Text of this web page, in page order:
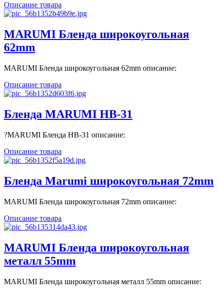
Описание товара
MARUMI Бленда широкоугольная
62mm
MARUMI Бленда широкоугольная 62mm описание:
Описание товара
Бленда MARUMI HB-31
?MARUMI Бленда HB-31 описание:
Описание товара
Бленда Marumi широкоугольная 72mm
MARUMI Бленда широкоугольная 72mm описание:
Описание товара
MARUMI Бленда широкоугольная
металл 55mm
MARUMI Бленда широкоугольная металл 55mm описание: